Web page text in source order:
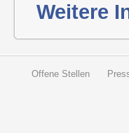
Weitere
Offene Stellen